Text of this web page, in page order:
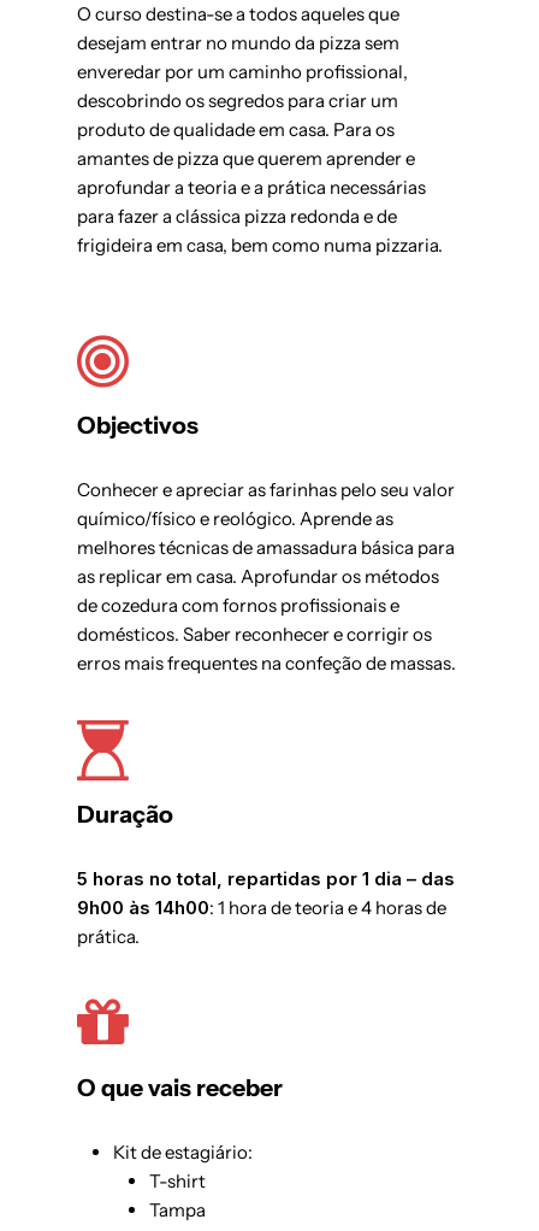
O curso destina-se a todos aqueles que
desejam entrar no mundo da pizza sem
enveredar por um caminho profissional,
descobrindo os segredos para criar um
produto de qualidade em casa. Para os
amantes de pizza que querem aprender e
aprofundar a teoria e a prática necessárias
para fazer a clássica pizza redonda e de
frigideira em casa, bem como numa pizzaria.
Objectivos
Conhecer e apreciar as farinhas pelo seu valor
químico/físico e reológico. Aprende as
melhores técnicas de amassadura básica para
as replicar em casa. Aprofundar os métodos
de cozedura com fornos profissionais e
domésticos. Saber reconhecer e corrigir os
erros mais frequentes na confeção de massas.
Duração
5 horas no total, repartidas por 1 dia – das
9h00 às 14h00: 1 hora de teoria e 4 horas de
prática.
O que vais receber
Kit de estagiário:
T-shirt
Tampa